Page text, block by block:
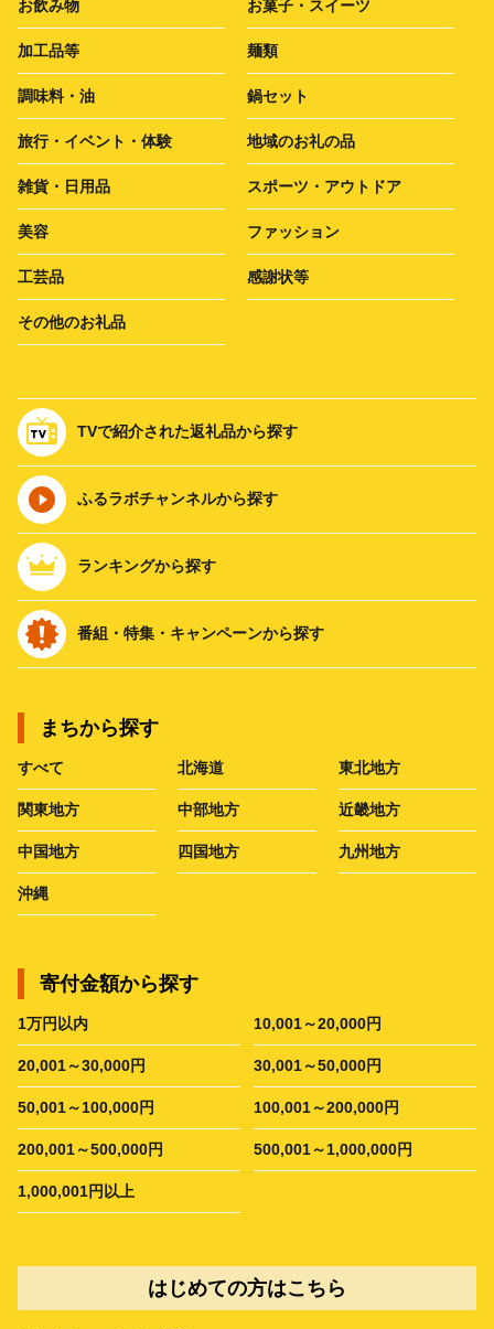
お飲み物 お菓子・スイーツ
加工品等 麺類
調味料・油 鍋セット
旅行・イベント・体験 地域のお礼の品
雑貨・日用品 スポーツ・アウトドア
美容 ファッション
工芸品 感謝状等
その他のお礼品
TVで紹介された返礼品から探す
ふるラボチャンネルから探す
ランキングから探す
番組・特集・キャンペーンから探す
まちから探す
すべて 北海道 東北地方
関東地方 中部地方 近畿地方
中国地方 四国地方 九州地方
沖縄
寄付金額から探す
1万円以内 10,001～20,000円
20,001～30,000円 30,001～50,000円
50,001～100,000円 100,001～200,000円
200,001～500,000円 500,001～1,000,000円
1,000,001円以上
はじめての方はこちら